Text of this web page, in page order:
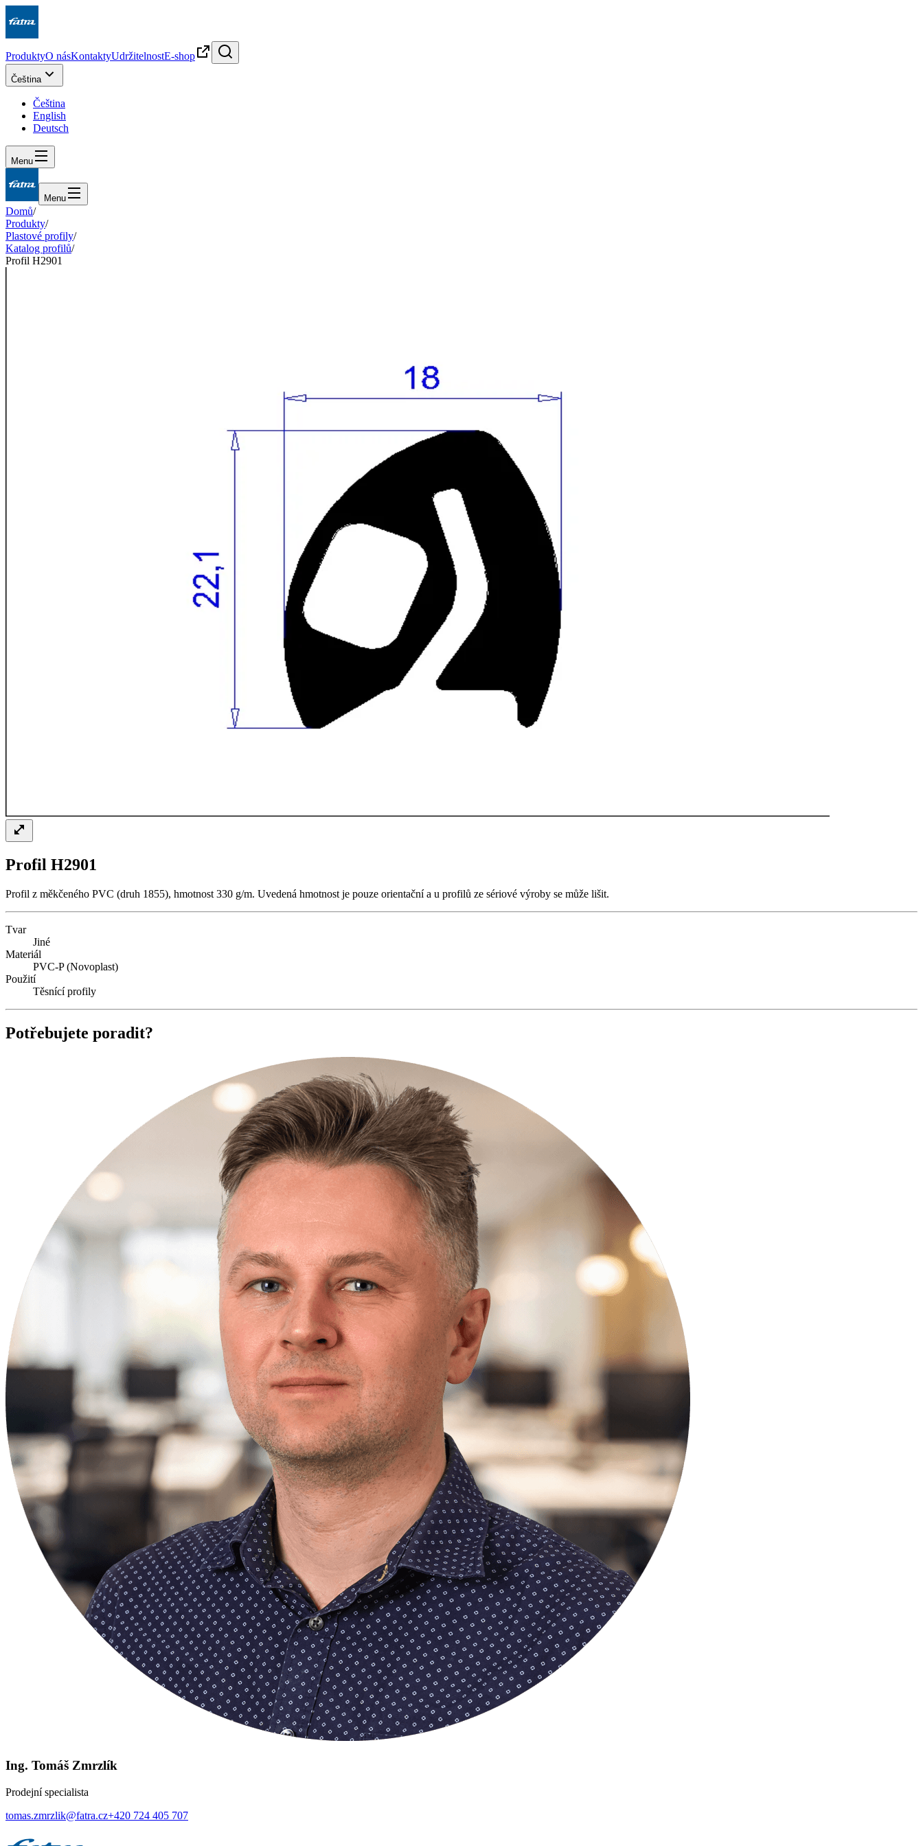
ProduktyO násKontaktyUdržitelnostE-shop
Čeština
Čeština
English
Deutsch
Menu
Menu
Domů/
Produkty/
Plastové profily/
Katalog profilů/
Profil H2901
Profil H2901
Profil z měkčeného PVC (druh 1855), hmotnost 330 g/m. Uvedená hmotnost je pouze orientační a u profilů ze sériové výroby se může lišit.
Tvar
Jiné
Materiál
PVC-P (Novoplast)
Použití
Těsnící profily
Potřebujete poradit?
Ing. Tomáš Zmrzlík
Prodejní specialista
tomas.zmrzlik@fatra.cz+420 724 405 707